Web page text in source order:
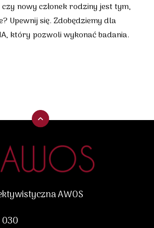
nowy członek rodziny jest tym,
Upewnij się. Zdobędziemy dla
który pozwoli wykonać badania.
AWOS